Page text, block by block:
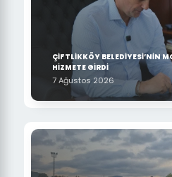
ÇİFTLİKKÖY BELEDİYESİ’NİN
HİZMETE GİRDİ
7 Ağustos 2026